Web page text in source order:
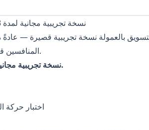
7) نسخة تجريبية مجانية لمدة 3 أشهر (وليس شهرًا واحدًا فقط)
بالعمولة نسخة تجريبية قصيرة — عادةً
المنافسين قليلاً، لكن نادرًا ما تتجاوز شهرًا واحدًا.
تقدم Afflixo نسخة تجريبية مجانية كاملة لمدة 3 أشهر.
اختبار حركة